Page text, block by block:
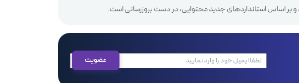
بر اساس استانداردهای جدید محتوایی، در دست بروزرسانی است.